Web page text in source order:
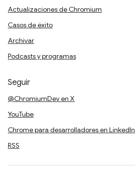
Actualizaciones de Chromium
Casos de éxito
Archivar
Podcasts y programas
Seguir
@ChromiumDev en X
YouTube
Chrome para desarrolladores en LinkedIn
RSS